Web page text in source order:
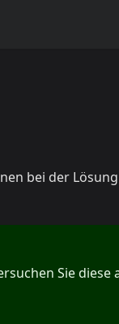
bei der
Sie